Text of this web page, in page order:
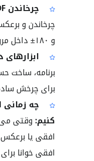
چرخاندن PDF:
و ۱۸۰± داخل مرورگر تمرکز دارد
ابزارهای
برنامه، ساخت
برای چرخش
کنیم: وقتی
افقی یا
افقی خوانا برای PDF تنظیم کنید